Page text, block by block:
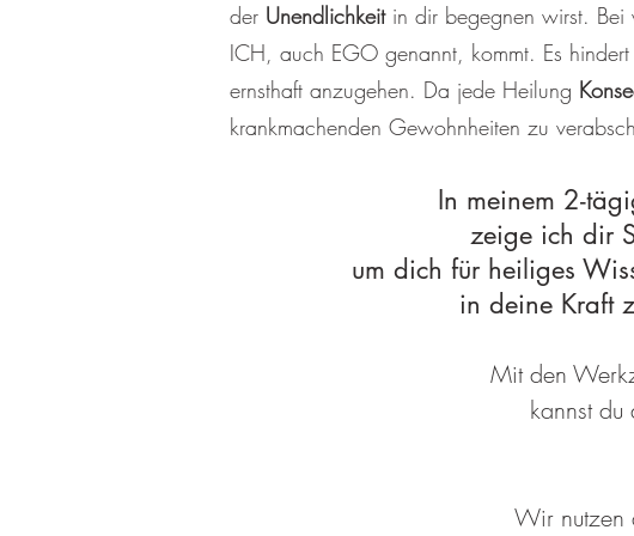
der Unendlichkeit in dir begegnen wirst. Bei
ICH, auch EGO genannt, kommt. Es
ernsthaft anzugehen. Da jede Heilung
krankmachenden Gewohnheiten zu
In meinem 2-
zeige ich dir
um dich für heiliges
in deine Kraft
Mit den
kannst
Wir nutzen